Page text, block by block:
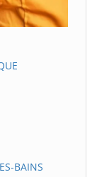
BAINS